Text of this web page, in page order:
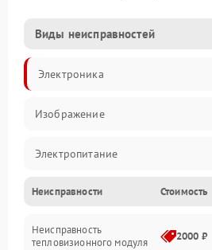
Виды неисправностей
Электроника
Изображение
Электропитание
Измерения
Матрица
Неисправности Стоимость
Неисправность
тепловизионного модуля
2000 ₽